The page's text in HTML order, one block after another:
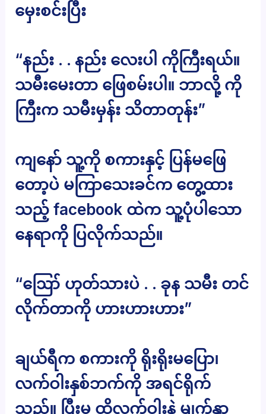
မှေးစင်းပြီး
“နည်း . . နည်း လေးပါ ကိုကြီးရယ်။
သမီးမေးတာ ဖြေစမ်းပါ။ ဘာလို့ ကို
ကြီးက သမီးမှန်း သိတာတုန်း”
ကျနော် သူ့ကို စကားနှင့် ပြန်မဖြေ
တော့ပဲ မကြာသေးခင်က တွေ့ထား
သည့် facebook ထဲက သူ့ပုံပါသော
နေရာကို ပြလိုက်သည်။
“‌ဪ ဟုတ်သားပဲ . . ခုန သမီး တင်
လိုက်တာကို ဟားဟားဟား”
ချယ်ရီက စကားကို ရိုးရိုးမပြော၊
လက်ဝါးနှစ်ဘက်ကို အရင်ရိုက်
သည်။ ပြီးမှ ထိုလက်ဝါးနဲ့ မျက်နှာ